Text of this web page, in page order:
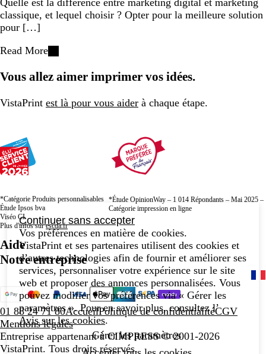
Quelle est la différence entre marketing digital et marketing
classique, et lequel choisir ? Opter pour la meilleure solution
pour […]
Read More
Vous allez aimer imprimer vos idées.
VistaPrint est là pour vous aider à chaque étape.
*Catégorie Produits personnalisables
Étude Ipsos bva
Viséo CI
Plus d'infos surescda.fr
*Étude OpinionWay – 1 014 Répondants – Mai 2025 –
Catégorie impression en ligne
Aide
Notre entreprise
01 88 24 71 80AccueilPolitique de confidentialitéCGV
Mentions légales
Entreprise appartenant à CIMPRESS© 2001-2026
VistaPrint. Tous droits réservés.
Continuer sans accepter
Vos préférences en matière de cookies.
VistaPrint et ses partenaires utilisent des cookies et
d’autres technologies afin de fournir et améliorer ses
services, personnaliser votre expérience sur le site
web et proposer des annonces personnalisées. Vous
pouvez modifier vos préférences via « Gérer les
paramètres ». Pour en savoir plus, consultez l’
Avis sur les cookies.
Gérer les paramètres